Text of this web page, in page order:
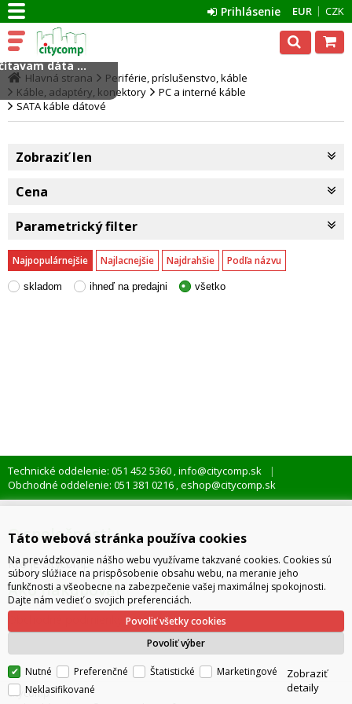
EUR CZK
Prihlásenie
Hlavná strana
Periférie, príslušenstvo, káble
Káble, adaptéry, konektory
PC a interné káble
SATA káble dátové
Zobraziť len
Cena
Parametrický filter
Najpopulárnejšie Najlacnejšie Najdrahšie Podľa názvu
skladom ihneď na predajni všetko
Technické oddelenie: 051 452 5360 ,info@citycomp.sk
Obchodné oddelenie: 051 381 0216 ,eshop@citycomp.sk
O spoločnosti
Kto je citycomp
Ako nakupovať
citycomp
Táto webová stránka používa cookies
Na prevádzkovanie nášho webu využívame takzvané cookies. Cookies sú
súbory slúžiace na prispôsobenie obsahu webu, na meranie jeho
funkčnosti a všeobecne na zabezpečenie vašej maximálnej spokojnosti.
Dajte nám vedieť o svojich preferenciách.
Povoliť výber
Povoliť všetky cookies
Nutné Preferenčné Štatistické
Marketingové
Neklasifikované
Zobraziť
detaily
dáta ...